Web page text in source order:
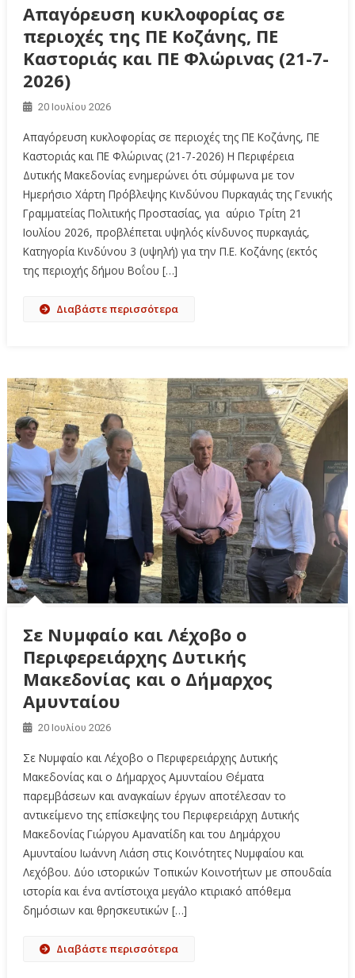
Απαγόρευση κυκλοφορίας σε
περιοχές της ΠΕ Κοζάνης, ΠΕ
Καστοριάς και ΠΕ Φλώρινας (21-7-
2026)
20 Ιουλίου 2026
Απαγόρευση κυκλοφορίας σε περιοχές της ΠΕ Κοζάνης, ΠΕ
Καστοριάς και ΠΕ Φλώρινας (21-7-2026) Η Περιφέρεια
Δυτικής Μακεδονίας ενημερώνει ότι σύμφωνα με τον
Ημερήσιο Χάρτη Πρόβλεψης Κινδύνου Πυρκαγιάς της Γενικής
Γραμματείας Πολιτικής Προστασίας, για αύριο Τρίτη 21
Ιουλίου 2026, προβλέπεται υψηλός κίνδυνος πυρκαγιάς,
Κατηγορία Κινδύνου 3 (υψηλή) για την Π.Ε. Κοζάνης (εκτός
της περιοχής δήμου Βοΐου […]
Διαβάστε περισσότερα
Σε Νυμφαίο και Λέχοβο ο
Περιφερειάρχης Δυτικής
Μακεδονίας και ο Δήμαρχος
Αμυνταίου
20 Ιουλίου 2026
Σε Νυμφαίο και Λέχοβο ο Περιφερειάρχης Δυτικής
Μακεδονίας και ο Δήμαρχος Αμυνταίου Θέματα
παρεμβάσεων και αναγκαίων έργων αποτέλεσαν το
αντικείμενο της επίσκεψης του Περιφερειάρχη Δυτικής
Μακεδονίας Γιώργου Αμανατίδη και του Δημάρχου
Αμυνταίου Ιωάννη Λιάση στις Κοινότητες Νυμφαίου και
Λεχόβου. Δύο ιστορικών Τοπικών Κοινοτήτων με σπουδαία
ιστορία και ένα αντίστοιχα μεγάλο κτιριακό απόθεμα
δημόσιων και θρησκευτικών […]
Διαβάστε περισσότερα